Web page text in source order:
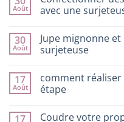
de
Noël
réutilisables
Août
avec une
sur
Confectionner
des
facilement
avec
une
30
Août
Jupe mignonne
surjeteuse
sur
Jupe
mignonne
à
17
Août
comment
étape
sur
17 Coudre votre